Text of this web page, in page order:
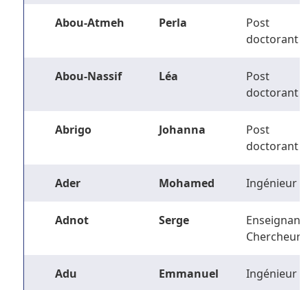
Abou-Atmeh Perla
Post
doctorant
Abou-Nassif Léa
Post
doctorant
Abrigo Johanna
Post
doctorant
Ader Mohamed Ingénieur
Adnot Serge
Enseignant-
Chercheur
Adu Emmanuel Ingénieur